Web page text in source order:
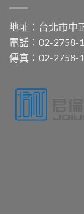
地址：台北市中
電話：02-2758-
傳真：02-2758-